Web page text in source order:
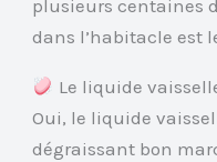
plusieurs centaines
dans l’habitacle est
Le liquide
Oui, le liquide
dégraissant bon